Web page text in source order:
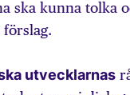
ska kunna tolka
utvecklarnas